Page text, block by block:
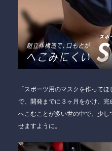
「スポーツ用のマスクを作って
で、開発までに３ヶ月をかけ、完
へこむことが多い世の中で、少
せますように。